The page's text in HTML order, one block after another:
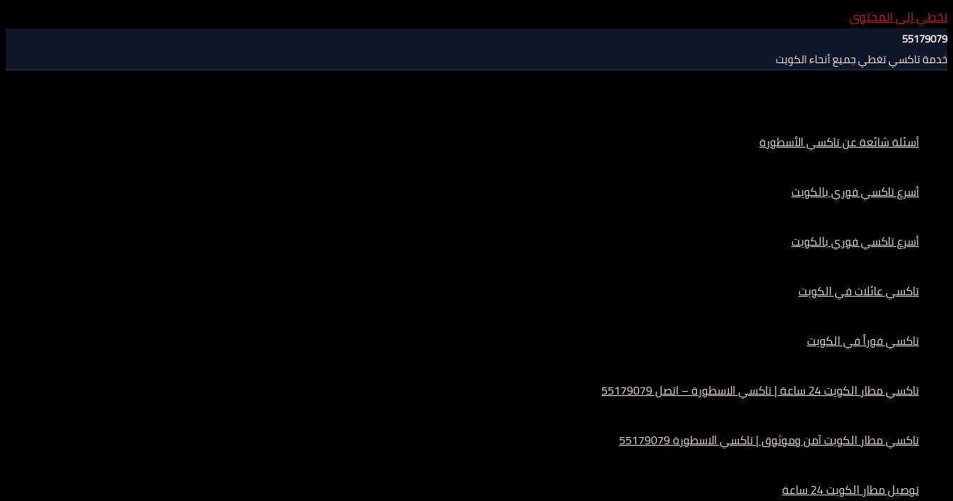
تخطي إلى المحتوى
55179079
خدمة تاكسي تغطي جميع أنحاء الكويت
أسئلة شائعة عن تاكسي الأسطورة
أسرع تاكسي فوري بالكويت
أسرع تاكسي فوري بالكويت
تاكسي عائلات في الكويت
تاكسي فوراً في الكويت
تاكسي مطار الكويت 24 ساعة | تاكسي الاسطورة – اتصل 55179079
تاكسي مطار الكويت آمن وموثوق | تاكسي الاسطورة 55179079
توصيل مطار الكويت 24 ساعة